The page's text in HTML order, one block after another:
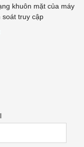
khuôn mặt của máy
soát truy cập